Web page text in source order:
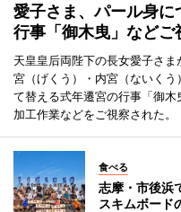
愛子さま、パール身
行事「御木曳」などご
天皇皇后両陛下の長女愛子さ
宮（げくう）・内宮（ないく
て替える式年遷宮の行事「御
加工作業などをご視察された。
食べる
志摩・市後浜
スキムボード